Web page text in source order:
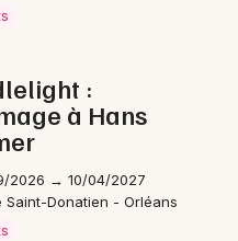
:
à Hans
2026 → 10/04/2027
Saint-Donatien - Orléans